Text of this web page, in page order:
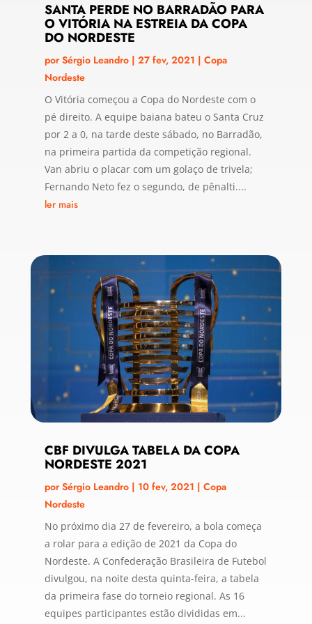
SANTA PERDE NO BARRADÃO PARA
O VITÓRIA NA ESTREIA DA COPA
DO NORDESTE
porSérgio Leandro| 27 fev, 2021 | Copa
Nordeste
O Vitória começou a Copa do Nordeste com o
pé direito. A equipe baiana bateu o Santa Cruz
por 2 a 0, na tarde deste sábado, no Barradão,
na primeira partida da competição regional.
Van abriu o placar com um golaço de trivela;
Fernando Neto fez o segundo, de pênalti....
ler mais
CBF DIVULGA TABELA DA COPA
NORDESTE 2021
porSérgio Leandro| 10 fev, 2021 | Copa
Nordeste
No próximo dia 27 de fevereiro, a bola começa
a rolar para a edição de 2021 da Copa do
Nordeste. A Confederação Brasileira de Futebol
divulgou, na noite desta quinta-feira, a tabela
da primeira fase do torneio regional. As 16
equipes participantes estão divididas em...